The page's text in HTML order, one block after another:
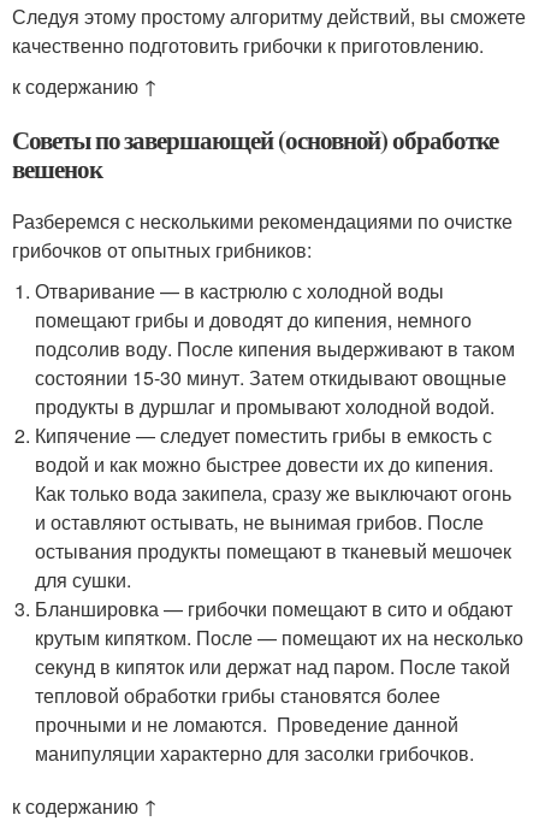
Следуя этому простому алгоритму действий, вы сможете
качественно подготовить грибочки к приготовлению.
к содержанию ↑
Советы по завершающей (основной) обработке
вешенок
Разберемся с несколькими рекомендациями по очистке
грибочков от опытных грибников:
Отваривание — в кастрюлю с холодной воды
помещают грибы и доводят до кипения, немного
подсолив воду. После кипения выдерживают в таком
состоянии 15-30 минут. Затем откидывают овощные
продукты в дуршлаг и промывают холодной водой.
Кипячение — следует поместить грибы в емкость с
водой и как можно быстрее довести их до кипения.
Как только вода закипела, сразу же выключают огонь
и оставляют остывать, не вынимая грибов. После
остывания продукты помещают в тканевый мешочек
для сушки.
Бланшировка — грибочки помещают в сито и обдают
крутым кипятком. После — помещают их на несколько
секунд в кипяток или держат над паром. После такой
тепловой обработки грибы становятся более
прочными и не ломаются. Проведение данной
манипуляции характерно для засолки грибочков.
к содержанию ↑